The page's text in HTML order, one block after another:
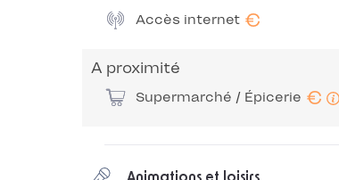
Accès internet €
A proximité
Supermarché / Épicerie €